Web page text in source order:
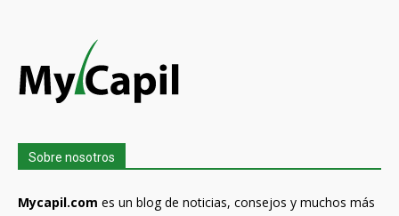
Sobre nosotros
Mycapil.com es un blog de noticias, consejos y muchos más